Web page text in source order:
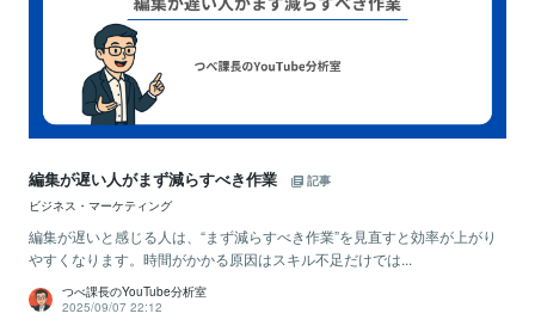
編集が遅い人がまず減らすべき作業
記事
ビジネス・マーケティング
編集が遅いと感じる人は、“まず減らすべき作業”を見直すと効率が上がり
やすくなります。時間がかかる原因はスキル不足だけでは...
つべ課長のYouTube分析室
2025/09/07 22:12